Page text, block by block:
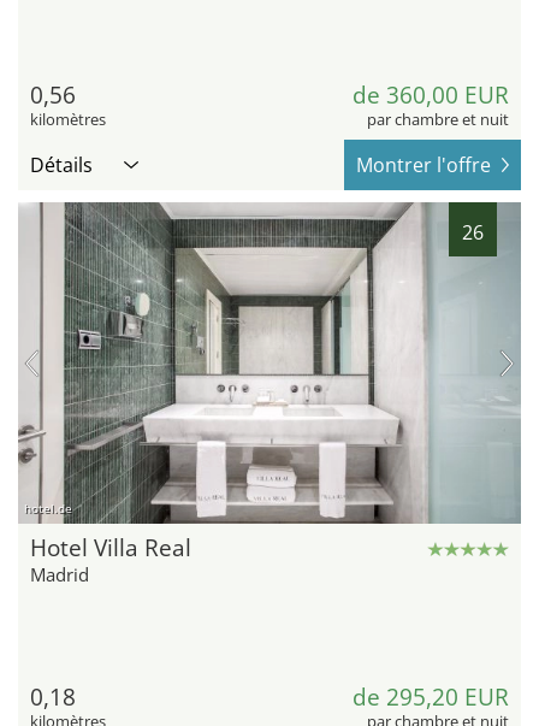
0,56
kilomètres
de 360,00 EUR
par chambre et nuit
Détails Montrer l'offre
26
hotel.de
Hotel Villa Real
Madrid
0,18 de 295,20 EUR